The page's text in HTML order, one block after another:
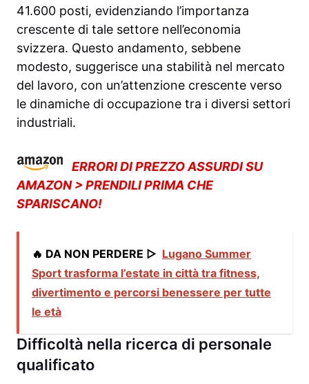
41.600 posti, evidenziando l’importanza
crescente di tale settore nell’economia
svizzera. Questo andamento, sebbene
modesto, suggerisce una stabilità nel mercato
del lavoro, con un’attenzione crescente verso
le dinamiche di occupazione tra i diversi settori
industriali.
ERRORI DI PREZZO ASSURDI SU
AMAZON > PRENDILI PRIMA CHE
SPARISCANO!
🔥 DA NON PERDERE ▷ Lugano Summer
Sport trasforma l’estate in città tra fitness,
divertimento e percorsi benessere per tutte
le età
Difficoltà nella ricerca di personale
qualificato